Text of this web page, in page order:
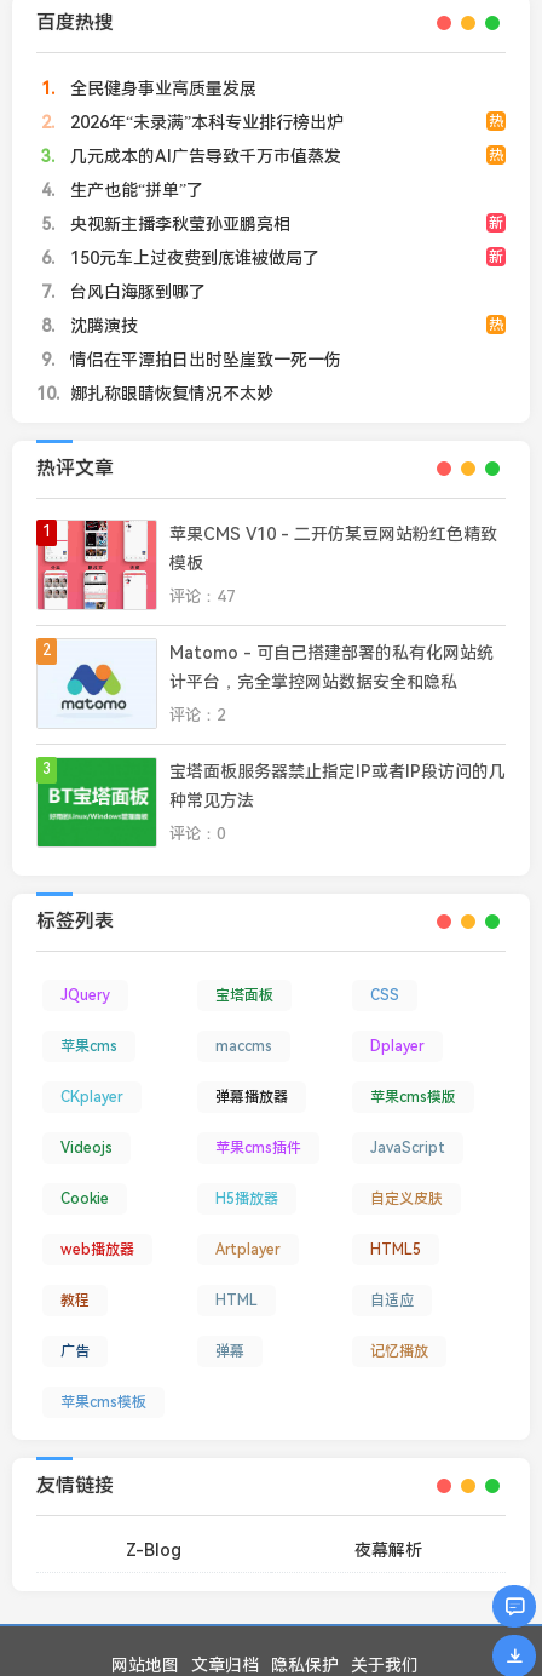
百度热搜
1
全民健身事业高质量发展
2
热
2026年“未录满”本科专业排行榜出炉
3
热
几元成本的AI广告导致千万市值蒸发
4
生产也能“拼单”了
5
新
央视新主播李秋莹孙亚鹏亮相
6
新
150元车上过夜费到底谁被做局了
7
台风白海豚到哪了
8
热
沈腾演技
9
情侣在平潭拍日出时坠崖致一死一伤
10
娜扎称眼睛恢复情况不太妙
热评文章
1
苹果CMS V10 - 二开仿某豆网站粉红色精致
模板
评论：47
2
Matomo - 可自己搭建部署的私有化网站统
计平台，完全掌控网站数据安全和隐私
评论：2
3
宝塔面板服务器禁止指定IP或者IP段访问的几
种常见方法
评论：0
标签列表
JQuery 宝塔面板 CSS
苹果cms maccms Dplayer
CKplayer 弹幕播放器 苹果cms模版
Videojs 苹果cms插件 JavaScript
Cookie H5播放器 自定义皮肤
web播放器 Artplayer HTML5
教程 HTML 自适应
广告 弹幕 记忆播放
苹果cms模板
友情链接
Z-Blog 夜幕解析
网站地图 文章归档 隐私保护 关于我们